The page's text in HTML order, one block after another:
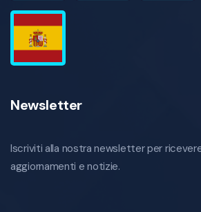
Newsletter
Iscriviti alla nostra newsletter per
aggiornamenti e notizie.